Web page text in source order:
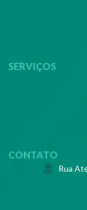
SERVIÇOS
CONTATO
Rua